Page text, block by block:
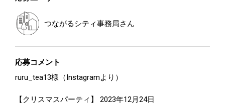
つながるシティ事務局さん
応募コメント
ruru_tea13様（Instagramより）
【クリスマスパーティ】 2023年12月24日